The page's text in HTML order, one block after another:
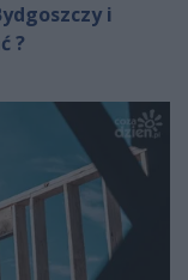
i
?